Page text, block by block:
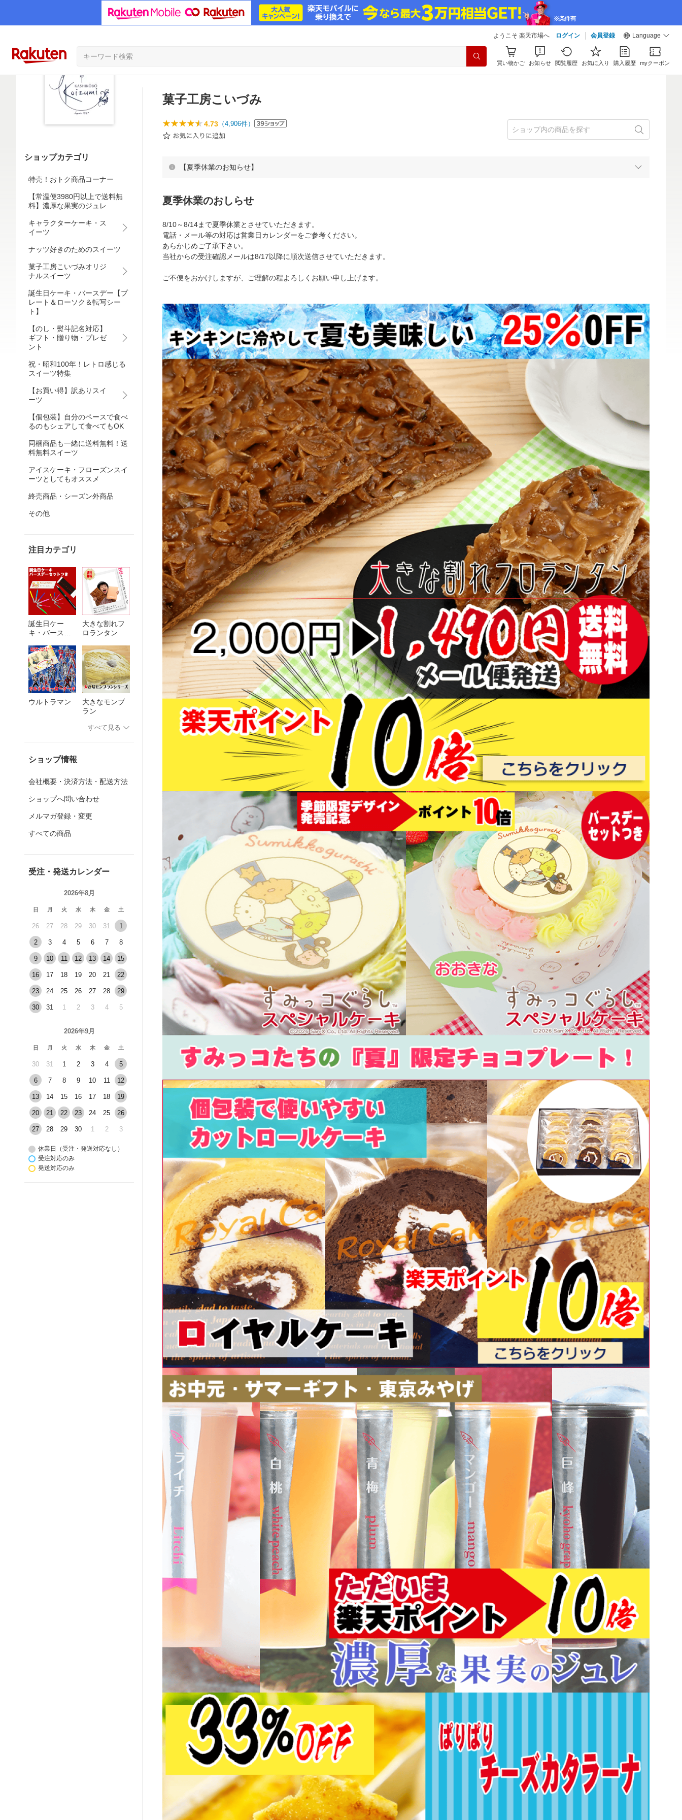
ようこそ 楽天市場へ ログイン 会員登録 Language
買い物かご お知らせ 閲覧履歴 お気に入り 購入履歴 myクーポン
ショップカテゴリ
特売！おトク商品コーナー
【常温便3980円以上で送料無
料】濃厚な果実のジュレ
キャラクターケーキ・ス
イーツ
ナッツ好きのためのスイーツ
菓子工房こいづみオリジ
ナルスイーツ
誕生日ケーキ・バースデー【プ
レート＆ローソク＆転写シー
ト】
【のし・熨斗記名対応】
ギフト・贈り物・プレゼ
ント
祝・昭和100年！レトロ感じる
スイーツ特集
【お買い得】訳ありスイ
ーツ
【個包装】自分のペースで食べ
るのもシェアして食べてもOK
同梱商品も一緒に送料無料！送
料無料スイーツ
アイスケーキ・フローズンスイ
ーツとしてもオススメ
終売商品・シーズン外商品
その他
注目カテゴリ
誕生日ケー
キ・バースデ
＆ローソク＆
転写シート】
大きな割れフ
ロランタン
ウルトラマン
大きなモンブ
ラン
すべて見る
ショップ情報
会社概要・決済方法・配送方法
ショップへ問い合わせ
メルマガ登録・変更
すべての商品
受注・発送カレンダー
2026年8月
日 月 火 水 木 金 土
26 27 28 29 30 31 1
2 3 4 5 6 7 8
9 10 11 12 13 14 15
16 17 18 19 20 21 22
23 24 25 26 27 28 29
30 31 1 2 3 4 5
2026年9月
日 月 火 水 木 金 土
30 31 1 2 3 4 5
6 7 8 9 10 11 12
13 14 15 16 17 18 19
20 21 22 23 24 25 26
27 28 29 30 1 2 3
休業日（受注・発送対応なし）
受注対応のみ
発送対応のみ
菓子工房こいづみ
4.73 （4,906件）
【夏季休業のお知らせ】
夏季休業のおしらせ
8/10～8/14まで夏季休業とさせていただきます。
電話・メール等の対応は営業日カレンダーをご参考ください。
あらかじめご了承下さい。
当社からの受注確認メールは8/17以降に順次送信させていただきます。
ご不便をおかけしますが、ご理解の程よろしくお願い申し上げます。